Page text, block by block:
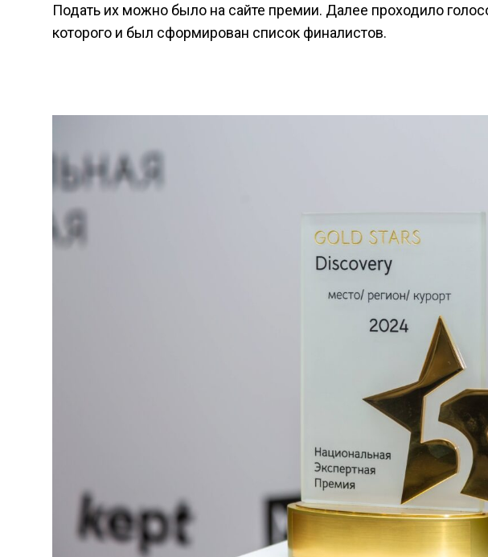
Подать их можно было на сайте премии. Далее проходило
которого и был сформирован список финалистов.